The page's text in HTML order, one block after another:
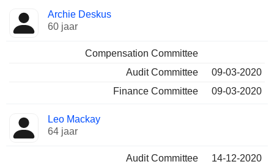
Archie Deskus
60 jaar
Compensation Committee
Audit Committee
09-03-2020
Finance Committee
09-03-2020
Leo Mackay
64 jaar
Audit Committee
14-12-2020